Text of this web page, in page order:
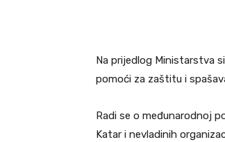
Na prijedlog Ministarstva
pomoći za zaštitu i
Radi se o međunarodnoj
Katar i nevladinih